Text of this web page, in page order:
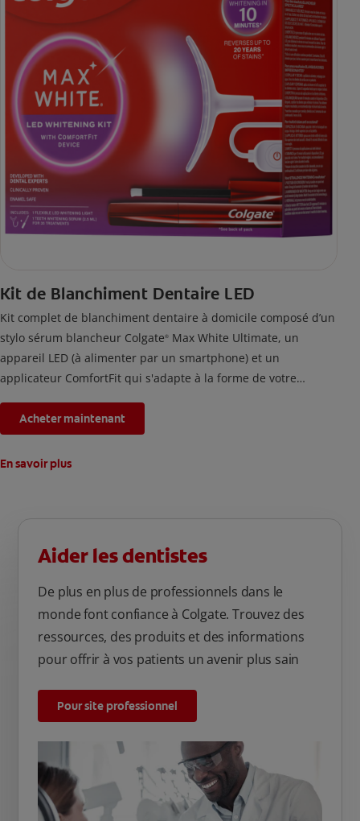
Kit de Blanchiment Dentaire LED
Kit complet de blanchiment dentaire à domicile composé d’un
stylo sérum blancheur Colgate® Max White Ultimate, un
appareil LED (à alimenter par un smartphone) et un
applicateur ComfortFit qui s'adapte à la forme de votre
par jour pendant 2 semaines, les taches accumulées par la
nourriture et les boissons depuis 20 ans seront éliminées.
Acheter maintenant
En savoir plus
Aider les dentistes
De plus en plus de professionnels dans le
monde font confiance à Colgate. Trouvez des
ressources, des produits et des informations
pour offrir à vos patients un avenir plus sain
Pour site professionnel